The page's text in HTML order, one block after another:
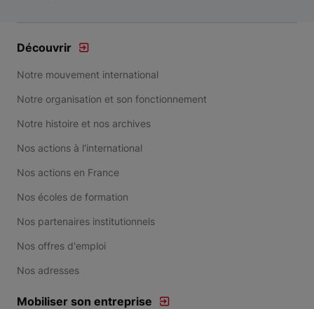
Découvrir
Notre mouvement international
Notre organisation et son fonctionnement
Notre histoire et nos archives
Nos actions à l'international
Nos actions en France
Nos écoles de formation
Nos partenaires institutionnels
Nos offres d'emploi
Nos adresses
Mobiliser son entreprise